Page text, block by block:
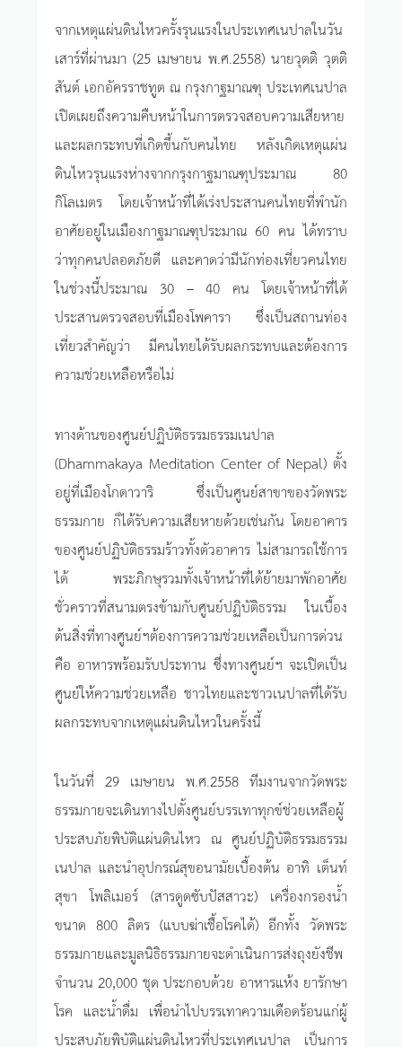
จากเหตุแผ่นดินไหวครั้งรุนแรงในประเทศเนปาลในวัน
เสาร์ที่ผ่านมา (25 เมษายน พ.ศ.2558) นายวุตติ วุตติ
สันต์ เอกอัครราชทูต ณ กรุงกาฐมาณฑุ ประเทศเนปาล
เปิดเผยถึงความคืบหน้าในการตรวจสอบความเสียหาย
และผลกระทบที่เกิดขึ้นกับคนไทย หลังเกิดเหตุแผ่น
ดินไหวรุนแรงห่างจากกรุงกาฐมาณฑุประมาณ 80
กิโลเมตร โดยเจ้าหน้าที่ได้เร่งประสานคนไทยที่พำนัก
อาศัยอยู่ในเมืองกาฐมาณฑุประมาณ 60 คน ได้ทราบ
ว่าทุกคนปลอดภัยดี และคาดว่ามีนักท่องเที่ยวคนไทย
ในช่วงนี้ประมาณ 30 – 40 คน โดยเจ้าหน้าที่ได้
ประสานตรวจสอบที่เมืองโพคารา ซึ่งเป็นสถานท่อง
เที่ยวสำคัญว่า มีคนไทยได้รับผลกระทบและต้องการ
ความช่วยเหลือหรือไม่
ทางด้านของศูนย์ปฏิบัติธรรมธรรมเนปาล
(Dhammakaya Meditation Center of Nepal) ตั้ง
อยู่ที่เมืองโกดาวาริ ซึ่งเป็นศูนย์สาขาของวัดพระ
ธรรมกาย ก็ได้รับความเสียหายด้วยเช่นกัน โดยอาคาร
ของศูนย์ปฏิบัติธรรมร้าวทั้งตัวอาคาร ไม่สามารถใช้การ
ได้ พระภิกษุรวมทั้งเจ้าหน้าที่ได้ย้ายมาพักอาศัย
ชั่วคราวที่สนามตรงข้ามกับศูนย์ปฏิบัติธรรม ในเบื้อง
ต้นสิ่งที่ทางศูนย์ฯต้องการความช่วยเหลือเป็นการด่วน
คือ อาหารพร้อมรับประทาน ซึ่งทางศูนย์ฯ จะเปิดเป็น
ศูนย์ให้ความช่วยเหลือ ชาวไทยและชาวเนปาลที่ได้รับ
ผลกระทบจากเหตุแผ่นดินไหวในครั้งนี้
ในวันที่ 29 เมษายน พ.ศ.2558 ทีมงานจากวัดพระ
ธรรมกายจะเดินทางไปตั้งศูนย์บรรเทาทุกข์ช่วยเหลือผู้
ประสบภัยพิบัติแผ่นดินไหว ณ ศูนย์ปฏิบัติธรรมธรรม
เนปาล และนำอุปกรณ์สุขอนามัยเบื้องต้น อาทิ เต็นท์
สุขา โพลิเมอร์ (สารดูดซับปัสสาวะ) เครื่องกรองน้ำ
ขนาด 800 ลิตร (แบบฆ่าเชื้อโรคได้) อีกทั้ง วัดพระ
ธรรมกายและมูลนิธิธรรมกายจะดำเนินการส่งถุงยังชีพ
จำนวน 20,000 ชุด ประกอบด้วย อาหารแห้ง ยารักษา
โรค และน้ำดื่ม เพื่อนำไปบรรเทาความเดือดร้อนแก่ผู้
ประสบภัยพิบัติแผ่นดินไหวที่ประเทศเนปาล เป็นการ